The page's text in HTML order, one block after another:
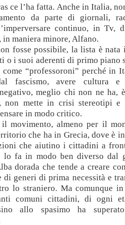
ce l’ha fatta. Anche in Italia,
da parte di giornali,
continuo, in Tv,
in maniera minore, Alfano.
fosse possibile, la lista è
o i suoi aderenti di primo piano
“professoroni” perché in
fascismo, avere cultura e
meglio chi non ne ha,
non mette in crisi stereotipi e
in modo critico.
il movimento, almeno per il
che ha in Grecia, dove è
che aiutino i cittadini a
lo fa in modo ben diverso dal
dorada che tende a creare
di generi di prima necessità e
lo straniero. Ma comunque
comuni cittadini, di ogni
allo spasimo ha